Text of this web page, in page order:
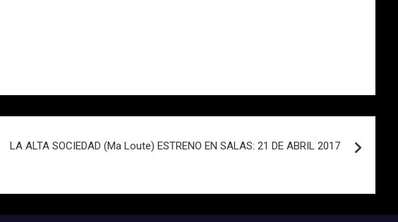
LA ALTA SOCIEDAD (Ma Loute) ESTRENO EN SALAS: 21 DE ABRIL 2017